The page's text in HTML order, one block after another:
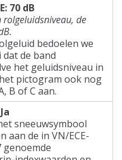
70 dB
de
bedoelen we
de band
het geluidsniveau in
pictogram ook nog
B of C aan.
sneeuwsymbool
aan de in VN/ECE-
genoemde